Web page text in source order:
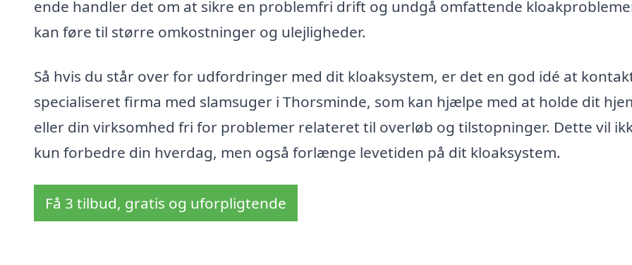
ende handler det om at sikre en problemfri drift og undgå omfattende
kan føre til større omkostninger og ulejligheder.
Så hvis du står over for udfordringer med dit kloaksystem, er det en god idé at
specialiseret firma med slamsuger i Thorsminde, som kan hjælpe med at holde dit
eller din virksomhed fri for problemer relateret til overløb og tilstopninger. Dette vil
kun forbedre din hverdag, men også forlænge levetiden på dit kloaksystem.
Få 3 tilbud, gratis og uforpligtende